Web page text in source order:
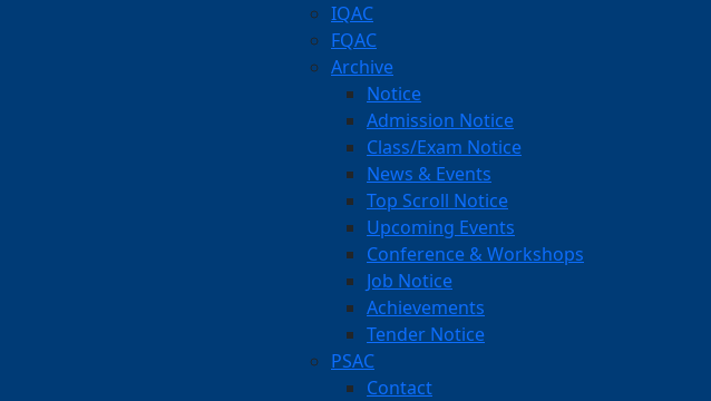
IQAC
FQAC
Archive
Notice
Admission Notice
Class/Exam Notice
News & Events
Top Scroll Notice
Upcoming Events
Conference & Workshops
Job Notice
Achievements
Tender Notice
PSAC
Contact